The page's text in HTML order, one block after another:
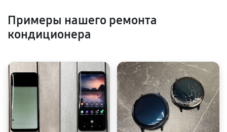
Примеры нашего ремонта
кондиционера